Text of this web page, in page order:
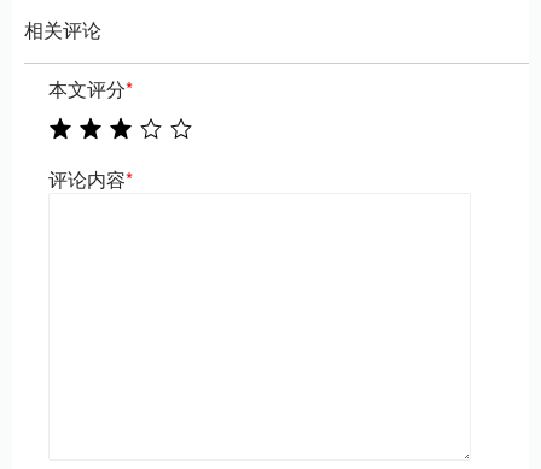
相关评论
本文评分*
评论内容*